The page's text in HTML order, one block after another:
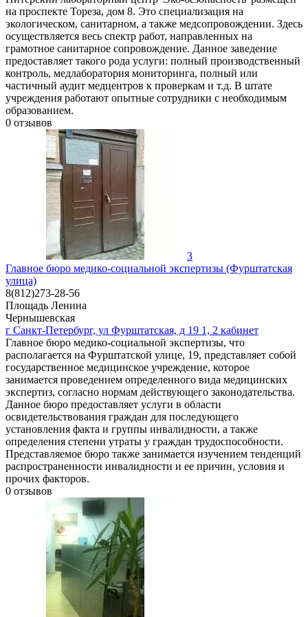
на проспекте Тореза, дом 8. Это специализация на
экологическом, санитарном, а также медсопровождении. Здесь
осуществляется весь спектр работ, направленных на
грамотное санитарное сопровождение. Данное заведение
предоставляет такого рода услуги: полный производственный
контроль, медлаборатория мониторинга, полный или
частичный аудит медцентров к проверкам и т.д. В штате
учреждения работают опытные сотрудники с необходимым
образованием.
0 отзывов
3
Главное бюро медико-социальной экспертизы (Фурштатская
улица)
8(812)273-28-56
Площадь Ленина
Чернышевская
г Санкт-Петербург, ул Фурштатская, д 19 1, 2 кабинет
Главное бюро медико-социальной экспертизы, что
располагается на Фурштатской улице, 19, представляет собой
государственное медицинское учреждение, которое
занимается проведением определенного вида медицинских
экспертиз, согласно нормам действующего законодательства.
Данное бюро предоставляет услуги в области
освидетельствования граждан для последующего
установления факта и группы инвалидности, а также
определения степени утраты у граждан трудоспособности.
Представляемое бюро также занимается изучением тенденций
распространенности инвалидности и ее причин, условия и
прочих факторов.
0 отзывов